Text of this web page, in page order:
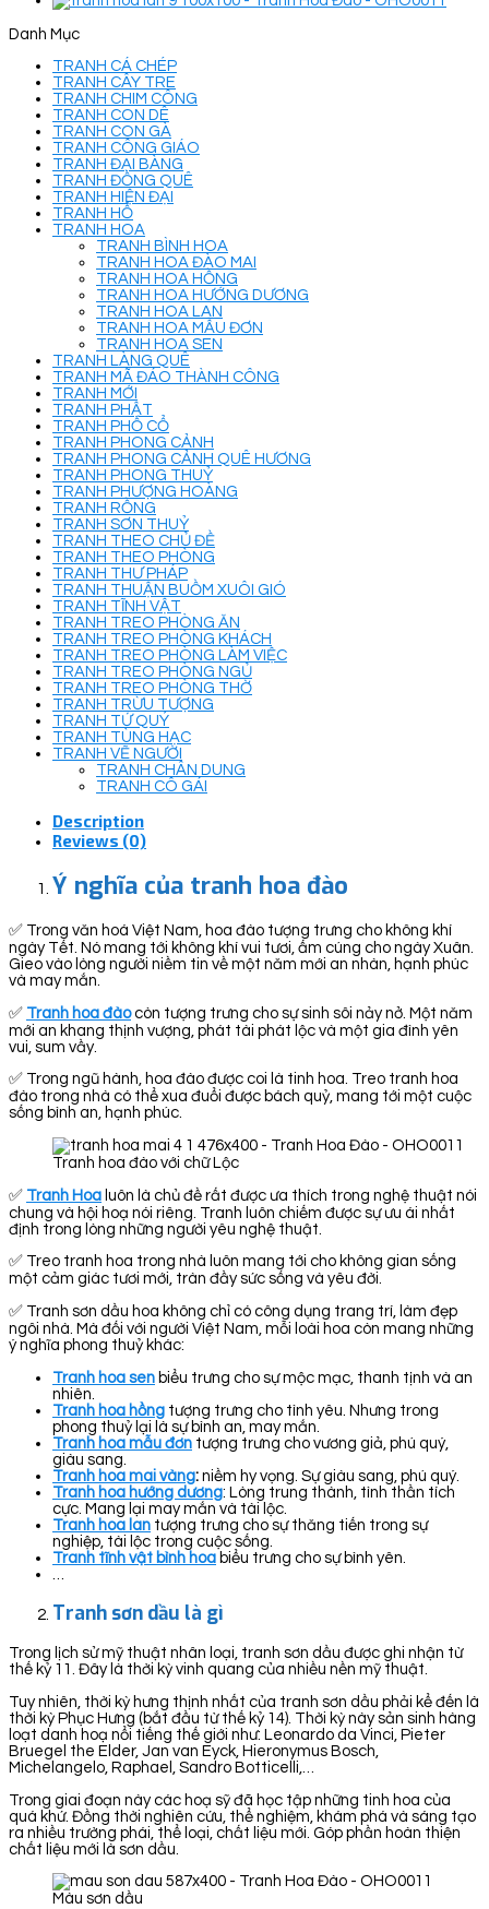
Danh Mục
TRANH CÁ CHÉP
TRANH CÂY TRE
TRANH CHIM CÔNG
TRANH CON DÊ
TRANH CON GÀ
TRANH CÔNG GIÁO
TRANH ĐẠI BÀNG
TRANH ĐỒNG QUÊ
TRANH HIỆN ĐẠI
TRANH HỔ
TRANH HOA
TRANH BÌNH HOA
TRANH HOA ĐÀO MAI
TRANH HOA HỒNG
TRANH HOA HƯỚNG DƯƠNG
TRANH HOA LAN
TRANH HOA MẪU ĐƠN
TRANH HOA SEN
TRANH LÀNG QUÊ
TRANH MÃ ĐÁO THÀNH CÔNG
TRANH MỚI
TRANH PHẬT
TRANH PHỐ CỔ
TRANH PHONG CẢNH
TRANH PHONG CẢNH QUÊ HƯƠNG
TRANH PHONG THUỶ
TRANH PHƯỢNG HOÀNG
TRANH RỒNG
TRANH SƠN THUỶ
TRANH THEO CHỦ ĐỀ
TRANH THEO PHÒNG
TRANH THƯ PHÁP
TRANH THUẬN BUỒM XUÔI GIÓ
TRANH TĨNH VẬT
TRANH TREO PHÒNG ĂN
TRANH TREO PHÒNG KHÁCH
TRANH TREO PHÒNG LÀM VIỆC
TRANH TREO PHÒNG NGỦ
TRANH TREO PHÒNG THỜ
TRANH TRỪU TƯỢNG
TRANH TỨ QUÝ
TRANH TÙNG HẠC
TRANH VẼ NGƯỜI
TRANH CHÂN DUNG
TRANH CÔ GÁI
Description
Reviews (0)
Ý nghĩa của tranh hoa đào
✅ Trong văn hoá Việt Nam, hoa đào tượng trưng cho không khí
ngày Tết. Nó mang tới không khí vui tươi, ấm cúng cho ngày Xuân.
Gieo vào lòng người niềm tin về một năm mới an nhàn, hạnh phúc
và may mắn.
✅ Tranh hoa đàocòn tượng trưng cho sự sinh sôi nảy nở. Một năm
mới an khang thịnh vượng, phát tài phát lộc và một gia đình yên
vui, sum vầy.
✅ Trong ngũ hành, hoa đào được coi là tinh hoa. Treo tranh hoa
đào trong nhà có thể xua đuổi được bách quỷ, mang tới một cuộc
sống bình an, hạnh phúc.
Tranh hoa đào với chữ Lộc
✅ Tranh Hoa luôn là chủ đề rất được ưa thích trong nghệ thuật nói
chung và hội hoạ nói riêng. Tranh luôn chiếm được sự ưu ái nhất
định trong lòng những người yêu nghệ thuật.
✅ Treo tranh hoa trong nhà luôn mang tới cho không gian sống
một cảm giác tươi mới, tràn đầy sức sống và yêu đời.
✅ Tranh sơn dầu hoa không chỉ có công dụng trang trí, làm đẹp
ngôi nhà. Mà đối với người Việt Nam, mỗi loài hoa còn mang những
ý nghĩa phong thuỷ khác:
Tranh hoa sen biểu trưng cho sự mộc mạc, thanh tịnh và an
nhiên.
Tranh hoa hồng tượng trưng cho tình yêu. Nhưng trong
phong thuỷ lại là sự bình an, may mắn.
Tranh hoa mẫu đơn tượng trưng cho vương giả, phú quý,
giàu sang.
Tranh hoa mai vàng: niềm hy vọng. Sự giàu sang, phú quý.
Tranh hoa hướng dương: Lòng trung thành, tình thần tích
cực. Mang lại may mắn và tài lộc.
Tranh hoa lan tượng trưng cho sự thăng tiến trong sự
nghiệp, tài lộc trong cuộc sống.
Tranh tĩnh vật bình hoa biểu trưng cho sự bình yên.
Tranh sơn dầu là gì
Trong lịch sử mỹ thuật nhân loại, tranh sơn dầu được ghi nhận từ
thế kỷ 11. Đây là thời kỳ vinh quang của nhiều nền mỹ thuật.
Tuy nhiên, thời kỳ hưng thịnh nhất của tranh sơn dầu phải kể đến là
thời kỳ Phục Hưng (bắt đầu từ thế kỷ 14). Thời kỳ này sản sinh hàng
loạt danh hoạ nổi tiếng thế giới như: Leonardo da Vinci, Pieter
Bruegel the Elder, Jan van Eyck, Hieronymus Bosch,
Michelangelo, Raphael, Sandro Botticelli,…
Trong giai đoạn này các hoạ sỹ đã học tập những tinh hoa của
quá khứ. Đồng thời nghiên cứu, thể nghiệm, khám phá và sáng tạo
ra nhiều trường phái, thể loại, chất liệu mới. Góp phần hoàn thiện
chất liệu mới là sơn dầu.
Màu sơn dầu